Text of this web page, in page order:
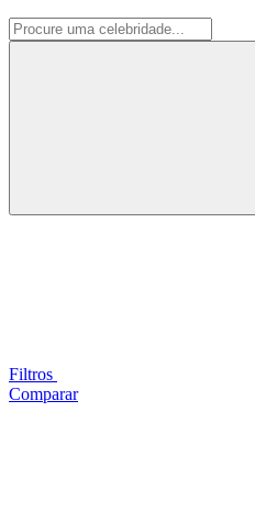
Filtros
Comparar